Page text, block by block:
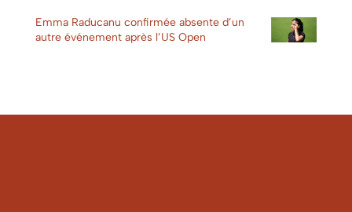
Emma Raducanu confirmée absente d’un
autre événement après l’US Open